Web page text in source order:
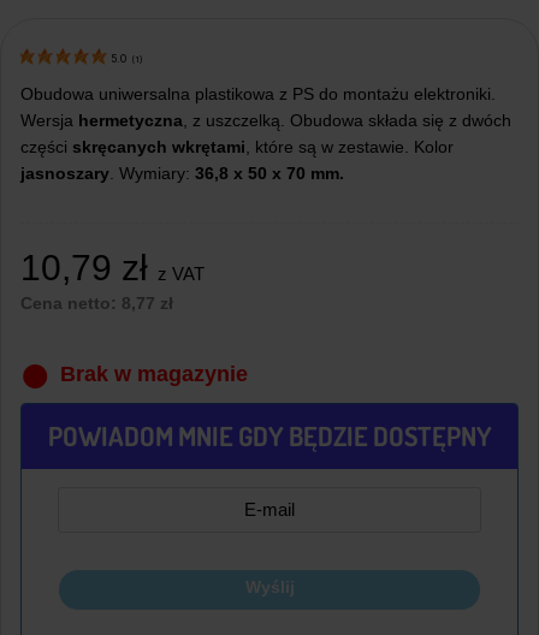
5.0 (1)
Obudowa uniwersalna plastikowa z PS do montażu elektroniki.
Wersja hermetyczna, z uszczelką. Obudowa składa się z dwóch
części skręcanych wkrętami, które są w zestawie. Kolor
jasnoszary. Wymiary: 36,8 x 50 x 70 mm.
10,79 zł z VAT
Cena netto: 8,77 zł
Brak w magazynie
POWIADOM MNIE GDY BĘDZIE DOSTĘPNY
Wyślij